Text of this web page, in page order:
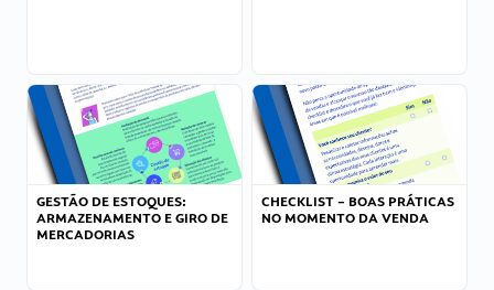
GESTÃO DE ESTOQUES:
ARMAZENAMENTO E GIRO DE
MERCADORIAS
CHECKLIST – BOAS PRÁTICAS
NO MOMENTO DA VENDA